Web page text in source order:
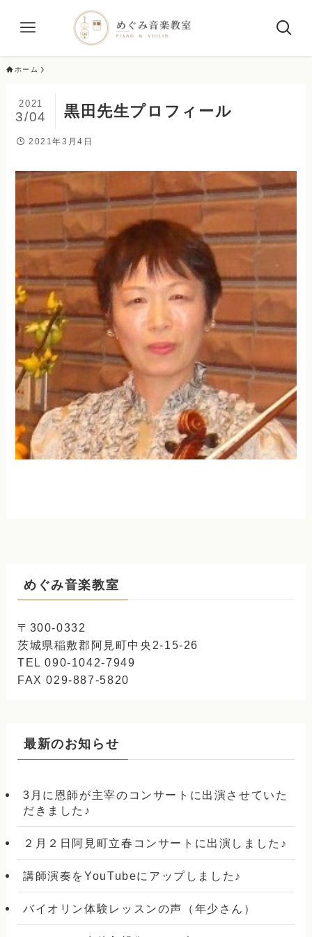
ホーム
黒田先生プロフィール
2021
3/04
2021年3月4日
めぐみ音楽教室
〒300-0332
茨城県稲敷郡阿見町中央2-15-26
TEL 090-1042-7949
FAX 029-887-5820
最新のお知らせ
3月に恩師が主宰のコンサートに出演させていた
だきました♪
２月２日阿見町立春コンサートに出演しました♪
講師演奏をYouTubeにアップしました♪
バイオリン体験レッスンの声（年少さん）